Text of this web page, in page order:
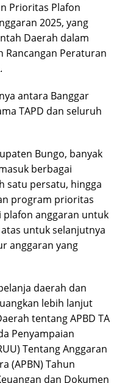
Prioritas Plafon
2025, yang
Daerah dalam
Rancangan Peraturan
antara Banggar
TAPD dan seluruh
Bungo, banyak
berbagai
satu persatu, hingga
program prioritas
anggaran untuk
untuk selanjutnya
anggaran yang
daerah dan
lebih lanjut
tentang APBD TA
Penyampaian
Tentang Anggaran
(APBN) Tahun
dan Dokumen